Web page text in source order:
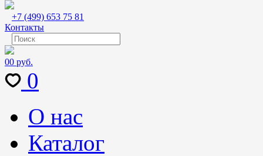
+7 (499) 653 75 81
Контакты
00 руб.
0
О нас
Каталог